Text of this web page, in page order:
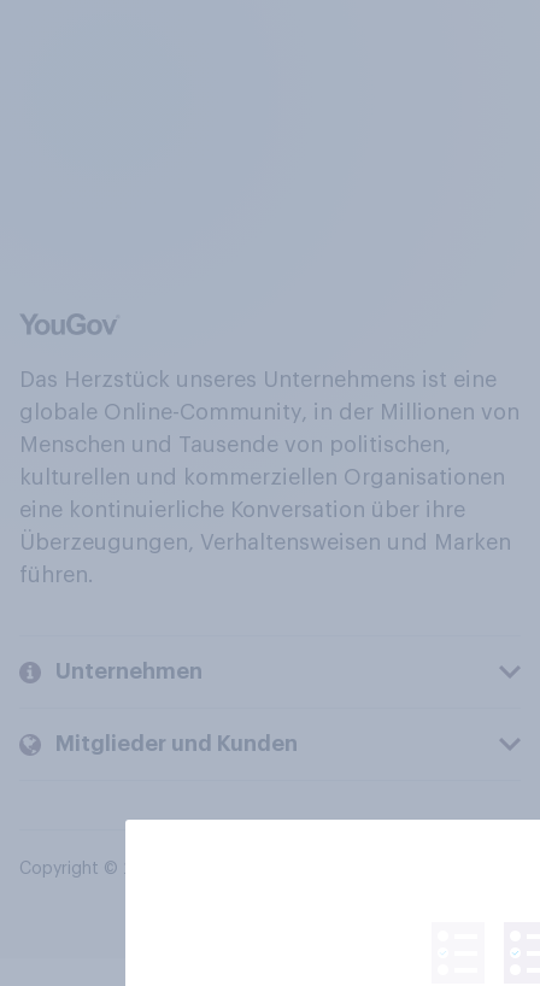
Das Herzstück unseres Unternehmens ist eine
globale Online-Community, in der Millionen von
Menschen und Tausende von politischen,
kulturellen und kommerziellen Organisationen
eine kontinuierliche Konversation über ihre
Überzeugungen, Verhaltensweisen und Marken
führen.
Unternehmen
Mitglieder und Kunden
Copyright © 2026 YouGov PLC. Alle Rechte vorbehalten.